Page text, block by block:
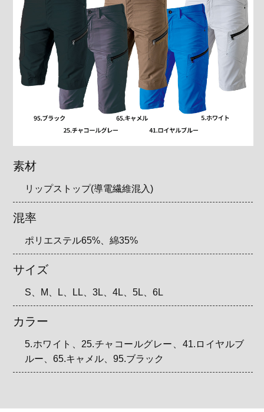
素材
リップストップ(導電繊維混入)
混率
ポリエステル65%、綿35%
サイズ
S、M、L、LL、3L、4L、5L、6L
カラー
5.ホワイト、25.チャコールグレー、41.ロイヤルブ
ルー、65.キャメル、95.ブラック